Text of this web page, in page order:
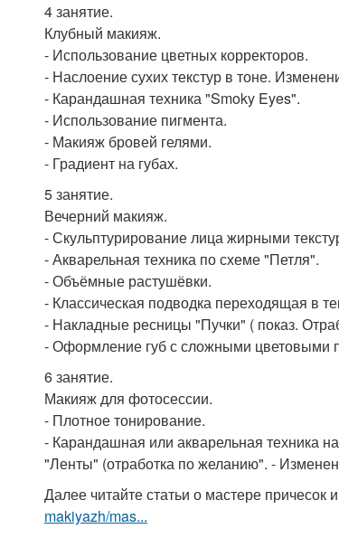
4 занятие.
Клубный макияж.
- Использование цветных корректоров.
- Наслоение сухих текстур в тоне.
- Карандашная техника "Smoky Eyes".
- Использование пигмента.
- Макияж бровей гелями.
- Градиент на губах.
5 занятие.
Вечерний макияж.
- Скульптурирование лица жирными
- Акварельная техника по схеме "Петля".
- Объёмные растушёвки.
- Классическая подводка переходящая в
- Накладные ресницы "Пучки" ( показ.
- Оформление губ с сложными цветовыми
6 занятие.
Макияж для фотосессии.
- Плотное тонирование.
- Карандашная или акварельная техника
"Ленты" (отработка по желанию". -
Далее читайте статьи о мастере причесок
makiyazh/mas...